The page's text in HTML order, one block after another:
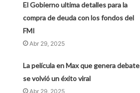
El Gobierno ultima detalles para la
compra de deuda con los fondos del
FMI
Abr 29, 2025
La película en Max que genera
se volvió un éxito viral
Abr 29, 2025